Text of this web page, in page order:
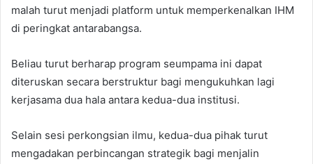
malah turut menjadi platform untuk memperkenalkan IHM
di peringkat antarabangsa.
Beliau turut berharap program seumpama ini dapat
diteruskan secara berstruktur bagi mengukuhkan lagi
kerjasama dua hala antara kedua-dua institusi.
Selain sesi perkongsian ilmu, kedua-dua pihak turut
mengadakan perbincangan strategik bagi menjalin